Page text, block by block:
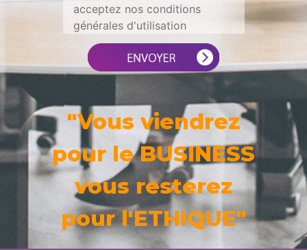
acceptez nos conditions
générales d'utilisation
"Vous viendrez
pour le BUSINESS
vous resterez
pour l'ETHIQUE"